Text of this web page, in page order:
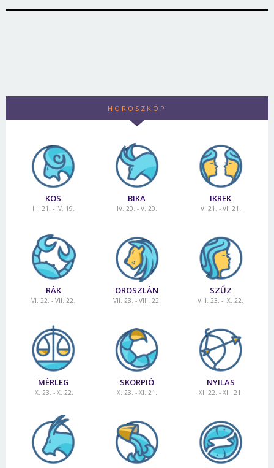
HOROSZKÓP
KOS
III. 21. - IV. 19.
BIKA
IV. 20. - V. 20.
IKREK
V. 21. - VI. 21.
RÁK
VI. 22. - VII. 22.
OROSZLÁN
VII. 23. - VIII. 22.
SZŰZ
VIII. 23. - IX. 22.
MÉRLEG
IX. 23. - X. 22.
SKORPIÓ
X. 23. - XI. 21.
NYILAS
XI. 22. - XII. 21.